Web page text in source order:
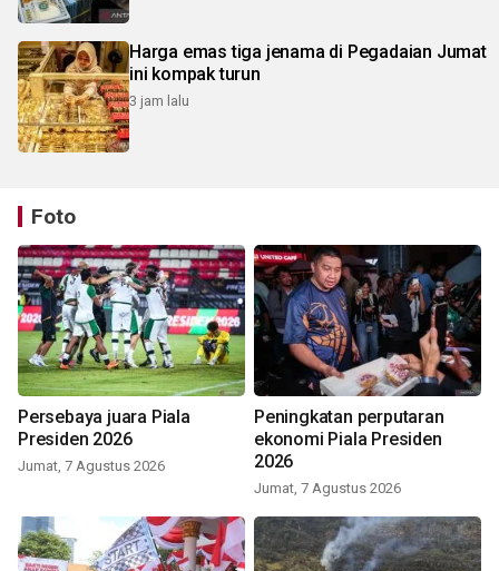
Harga emas tiga jenama di Pegadaian Jumat
ini kompak turun
3 jam lalu
Foto
Persebaya juara Piala
Presiden 2026
Jumat, 7 Agustus 2026
Peningkatan perputaran
ekonomi Piala Presiden
2026
Jumat, 7 Agustus 2026